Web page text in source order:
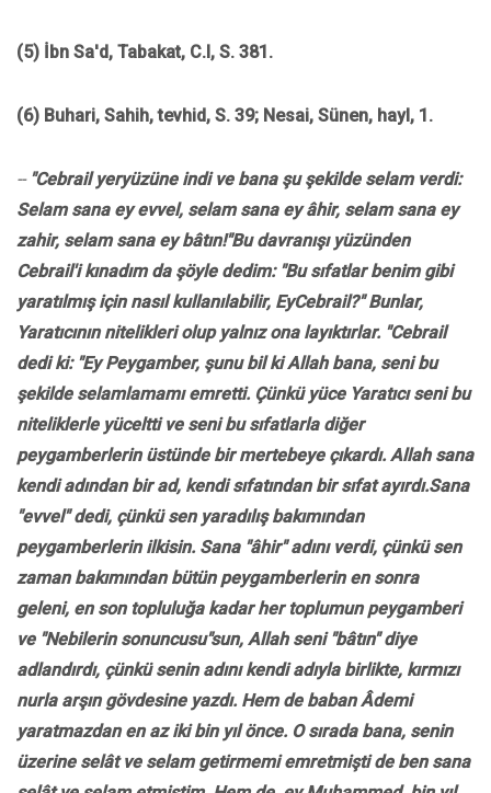
(5) İbn Sa'd, Tabakat, C.l, S. 381.
(6) Buhari, Sahih, tevhid, S. 39; Nesai, Sünen, hayl, 1.
-- "Cebrail yeryüzüne indi ve bana şu şekilde selam verdi:
Selam sana ey evvel, selam sana ey âhir, selam sana ey
zahir, selam sana ey bâtın!"Bu davranışı yüzünden
Cebrail'i kınadım da şöyle dedim: "Bu sıfatlar benim gibi
yaratılmış için nasıl kullanılabilir, EyCebrail?" Bunlar,
Yaratıcının nitelikleri olup yalnız ona layıktırlar. "Cebrail
dedi ki: "Ey Peygamber, şunu bil ki Allah bana, seni bu
şekilde selamlamamı emretti. Çünkü yüce Yaratıcı seni bu
niteliklerle yüceltti ve seni bu sıfatlarla diğer
peygamberlerin üstünde bir mertebeye çıkardı. Allah sana
kendi adından bir ad, kendi sıfatından bir sıfat ayırdı.Sana
"evvel" dedi, çünkü sen yaradılış bakımından
peygamberlerin ilkisin. Sana "âhir" adını verdi, çünkü sen
zaman bakımından bütün peygamberlerin en sonra
geleni, en son topluluğa kadar her toplumun peygamberi
ve "Nebilerin sonuncusu"sun, Allah seni "bâtın" diye
adlandırdı, çünkü senin adını kendi adıyla birlikte, kırmızı
nurla arşın gövdesine yazdı. Hem de baban Âdemi
yaratmazdan en az iki bin yıl önce. O sırada bana, senin
üzerine selât ve selam getirmemi emretmişti de ben sana